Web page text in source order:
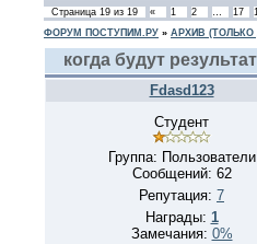
Страница 19 из 19 « 1 2 … 17
ФОРУМ ПОСТУПИМ.РУ » АРХИВ (ТОЛЬКО
когда будут
Fdasd123
Студент
Группа: Пользователи
Сообщений: 62
Репутация: 7
Награды: 1
Замечания: 0%